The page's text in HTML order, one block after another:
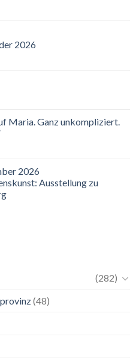
2026
Maria. Ganz unkompliziert.
2026
Ausstellung zu
(282)
(48)